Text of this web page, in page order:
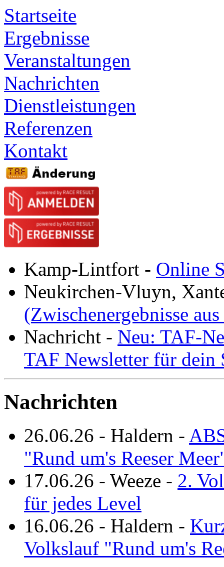
Startseite
Ergebnisse
Veranstaltungen
Nachrichten
Dienstleistungen
Referenzen
Kontakt
Kamp-Lintfort - Online
Neukirchen-Vluyn,
(Zwischenergebnisse
Nachricht - Neu: TAF-
TAF Newsletter für dein
Nachrichten
26.06.26 - Haldern -
"Rund um's Reeser
17.06.26 - Weeze - 2.
für jedes Level
16.06.26 - Haldern -
Volkslauf "Rund um's